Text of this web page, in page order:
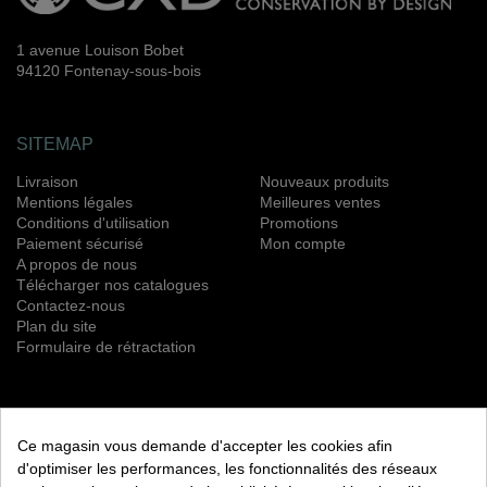
1 avenue Louison Bobet
94120 Fontenay-sous-bois
SITEMAP
Livraison
Mentions légales
Conditions d'utilisation
Paiement sécurisé
A propos de nous
Télécharger nos catalogues
Contactez-nous
Plan du site
Formulaire de rétractation
Nouveaux produits
Meilleures ventes
Promotions
Mon compte
S’ABONNER
Ce magasin vous demande d'accepter les cookies afin
d'optimiser les performances, les fonctionnalités des réseaux